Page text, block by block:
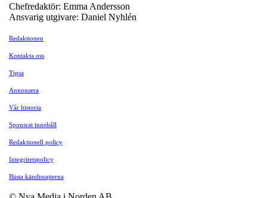
Chefredaktör: Emma Andersson
Ansvarig utgivare: Daniel Nyhlén
Redaktionen
Kontakta oss
Tipsa
Annonsera
Vår historia
Sponsrat innehåll
Redaktionell policy
Integritetspolicy
Bästa kändissajterna